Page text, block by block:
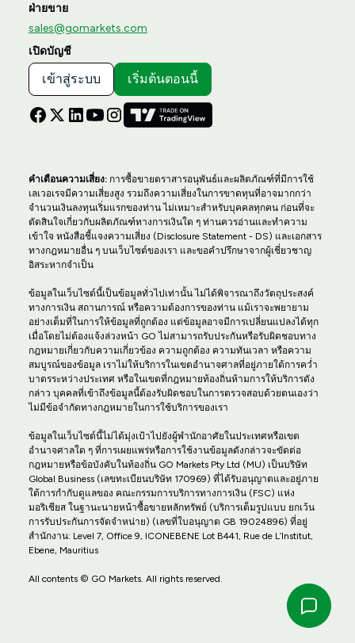
ฝ่ายขาย
sales@gomarkets.com
เปิดบัญชี
เข้าสู่ระบบ เริ่มต้นตอนนี้
คำเตือนความเสี่ยง:การซื้อขายตราสารอนุพันธ์และผลิตภัณฑ์ที่มีการใช้
เลเวอเรจมีความเสี่ยงสูง รวมถึงความเสี่ยงในการขาดทุนที่อาจมากกว่า
จำนวนเงินลงทุนเริ่มแรกของท่าน ไม่เหมาะสำหรับบุคคลทุกคน ก่อนที่จะ
ตัดสินใจเกี่ยวกับผลิตภัณฑ์ทางการเงินใด ๆ ท่านควรอ่านและทำความ
เข้าใจ หนังสือชี้แจงความเสี่ยง (Disclosure Statement - DS) และเอกสาร
ทางกฎหมายอื่น ๆ บนเว็บไซต์ของเรา และขอคำปรึกษาจากผู้เชี่ยวชาญ
อิสระหากจำเป็น
ข้อมูลในเว็บไซต์นี้เป็นข้อมูลทั่วไปเท่านั้น ไม่ได้พิจารณาถึงวัตถุประสงค์
ทางการเงิน สถานการณ์ หรือความต้องการของท่าน แม้เราจะพยายาม
อย่างเต็มที่ในการให้ข้อมูลที่ถูกต้อง แต่ข้อมูลอาจมีการเปลี่ยนแปลงได้ทุก
เมื่อโดยไม่ต้องแจ้งล่วงหน้า GO ไม่สามารถรับประกันหรือรับผิดชอบทาง
กฎหมายเกี่ยวกับความเกี่ยวข้อง ความถูกต้อง ความทันเวลา หรือความ
สมบูรณ์ของข้อมูล เราไม่ให้บริการในเขตอำนาจศาลที่อยู่ภายใต้การคว่ำ
บาตรระหว่างประเทศ หรือในเขตที่กฎหมายท้องถิ่นห้ามการให้บริการดัง
กล่าว บุคคลที่เข้าถึงข้อมูลนี้ต้องรับผิดชอบในการตรวจสอบด้วยตนเองว่า
ไม่มีข้อจำกัดทางกฎหมายในการใช้บริการของเรา
ข้อมูลในเว็บไซต์นี้ไม่ได้มุ่งเป้าไปยังผู้พำนักอาศัยในประเทศหรือเขต
อำนาจศาลใด ๆ ที่การเผยแพร่หรือการใช้งานข้อมูลดังกล่าวจะขัดต่อ
กฎหมายหรือข้อบังคับในท้องถิ่น GO Markets Pty Ltd (MU) เป็นบริษัท
Global Business (เลขทะเบียนบริษัท 170969) ที่ได้รับอนุญาตและอยู่ภาย
ใต้การกำกับดูแลของ คณะกรรมการบริการทางการเงิน (FSC) แห่ง
มอริเชียส ในฐานะนายหน้าซื้อขายหลักทรัพย์ (บริการเต็มรูปแบบ ยกเว้น
การรับประกันการจัดจำหน่าย) (เลขที่ใบอนุญาต GB 19024896) ที่อยู่
สำนักงาน: Level 7, Office 9, ICONEBENE Lot B441, Rue de L’Institut,
Ebene, Mauritius
All contents © GO Markets. All rights reserved.